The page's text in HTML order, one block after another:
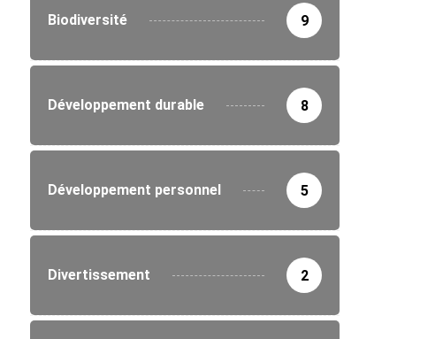
Biodiversité 9
Développement durable 8
Développement personnel 5
Divertissement 2